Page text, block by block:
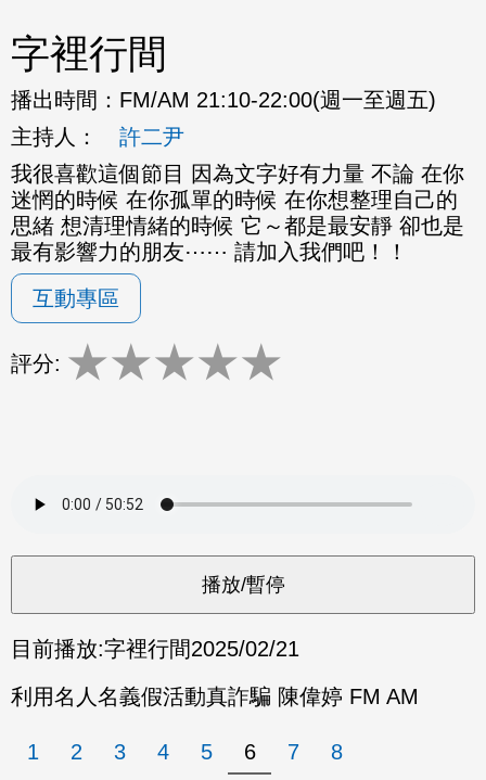
字裡行間
播出時間： FM/AM 21:10-22:00(週一至週五)
主持人：
許二尹
我很喜歡這個節目 因為文字好有力量 不論 在你
迷惘的時候 在你孤單的時候 在你想整理自己的
思緒 想清理情緒的時候 它～都是最安靜 卻也是
最有影響力的朋友⋯⋯ 請加入我們吧！！
互動專區
評分: ★★★★★
目前播放:字裡行間2025/02/21
利用名人名義假活動真詐騙 陳偉婷 FM AM
1 2 3 4 5 6 7 8